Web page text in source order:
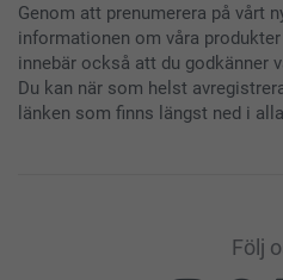
Genom att prenumerera på vårt
informationen om våra
innebär också att du godkänner
Du kan när som helst
länken som finns längst ned i
Följ